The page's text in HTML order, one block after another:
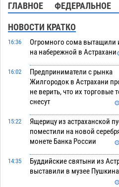
ГЛАВНОЕ ФЕДЕРАЛЬНОЕ
НОВОСТИ КРАТКО
16:36
Огромного сома вытащили
на набережной в Астрахани
16:02
Предприниматели с рынка
Жилгородок в Астрахани
не верить, что их торговые
снесут
15:22
Ящерицу из астраханской
поместили на новой
монете Банка России
14:35
Буддийские святыни из
выставили в музее